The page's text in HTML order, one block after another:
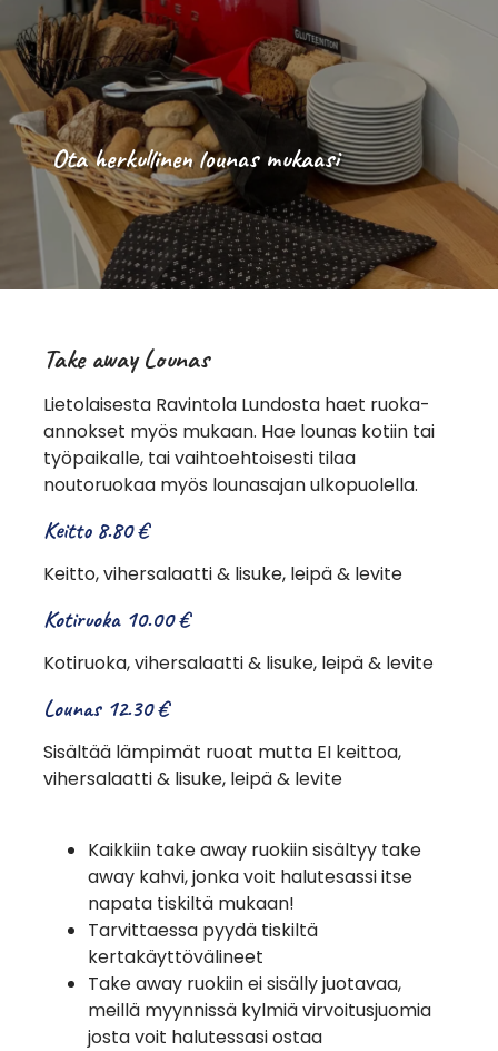
Ota herkullinen lounas mukaasi
Take away Lounas
Lietolaisesta Ravintola Lundosta haet ruoka-
annokset myös mukaan. Hae lounas kotiin tai
työpaikalle, tai vaihtoehtoisesti tilaa
noutoruokaa myös lounasajan ulkopuolella.
Keitto 8.80 €
Keitto, vihersalaatti & lisuke, leipä & levite
Kotiruoka 10.00 €
Kotiruoka, vihersalaatti & lisuke, leipä & levite
Lounas 12.30 €
Sisältää lämpimät ruoat mutta EI keittoa,
vihersalaatti & lisuke, leipä & levite
Kaikkiin take away ruokiin sisältyy take
away kahvi, jonka voit halutesassi itse
napata tiskiltä mukaan!
Tarvittaessa pyydä tiskiltä
kertakäyttövälineet
Take away ruokiin ei sisälly juotavaa,
meillä myynnissä kylmiä virvoitusjuomia
josta voit halutessasi ostaa